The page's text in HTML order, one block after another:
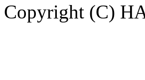
Copyright (C)